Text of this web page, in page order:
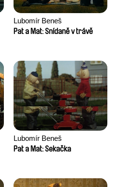
Lubomír Beneš
Pat a Mat: Snídaně v trávě
Lubomír Beneš
Pat a Mat: Sekačka